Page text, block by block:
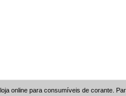
online para consumíveis de corante.